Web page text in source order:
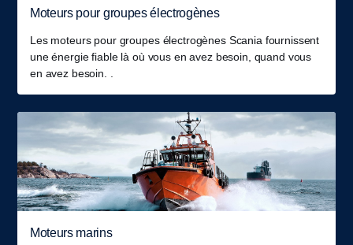
Moteurs pour groupes électrogènes
Les moteurs pour groupes électrogènes Scania fournissent
une énergie fiable là où vous en avez besoin, quand vous
en avez besoin. .
Moteurs marins